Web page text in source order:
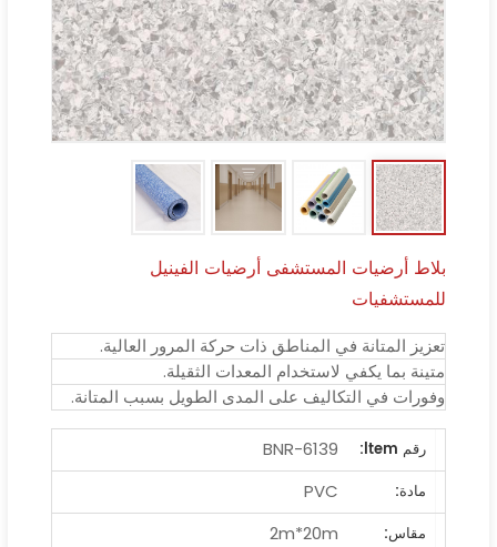
بلاط أرضيات المستشفى أرضيات الفينيل
للمستشفيات
تعزيز المتانة في المناطق ذات حركة المرور العالية.
متينة بما يكفي لاستخدام المعدات الثقيلة.
وفورات في التكاليف على المدى الطويل بسبب المتانة.
رقم ltem:
BNR-6139
مادة:
PVC
مقاس:
2m*20m